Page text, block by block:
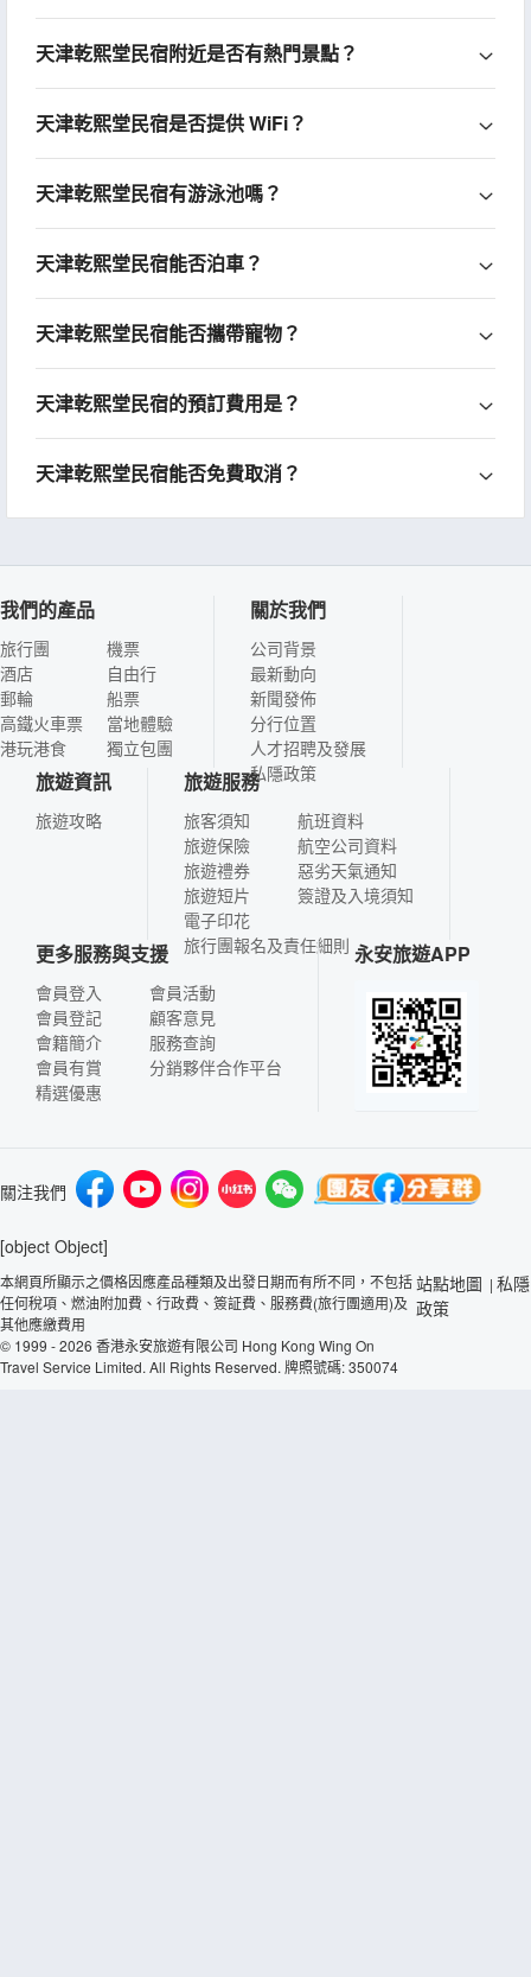
天津乾熙堂民宿附近是否有熱門景點？
天津乾熙堂民宿是否提供 WiFi？
天津乾熙堂民宿有游泳池嗎？
天津乾熙堂民宿能否泊車？
天津乾熙堂民宿能否攜帶寵物？
天津乾熙堂民宿的預訂費用是？
天津乾熙堂民宿能否免費取消？
我們的產品
旅行團
酒店
郵輪
高鐵火車票
港玩港食
機票
自由行
船票
當地體驗
獨立包團
關於我們
公司背景
最新動向
新聞發佈
分行位置
人才招聘及發展
私隱政策
旅遊資訊
旅遊攻略
旅遊服務
旅客須知
旅遊保險
旅遊禮券
旅遊短片
電子印花
航班資料
航空公司資料
惡劣天氣通知
簽證及入境須知
旅行團報名及責任細則
更多服務與支援
會員登入
會員登記
會籍簡介
會員有賞
精選優惠
會員活動
顧客意見
服務查詢
分銷夥伴合作平台
永安旅遊APP
關注我們
[object Object]
本網頁所顯示之價格因應產品種類及出發日期而有所不同，不包括
任何稅項、燃油附加費、行政費、簽証費、服務費(旅行團適用)及
其他應繳費用
© 1999 - 2026 香港永安旅遊有限公司 Hong Kong Wing On
Travel Service Limited. All Rights Reserved. 牌照號碼: 350074
站點地圖 | 私隱
政策